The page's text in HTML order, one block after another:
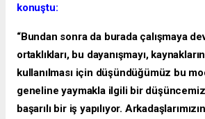
konuştu:
“Bundan sonra da burada çalışmaya
ortaklıkları, bu dayanışmayı,
kullanılması için düşündüğümüz bu
geneline yaymakla ilgili bir
başarılı bir iş yapılıyor.